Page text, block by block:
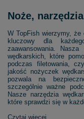
Noże,
W TopFish wierzymy, że
kluczowy dla
zaawansowania.
wędkarskich, które
podczas filetowania,
jakość nożyczek
pozwala na
szczególnie ważne
Nasze narzędzia
które sprawdzi się w
Czytaj więcej